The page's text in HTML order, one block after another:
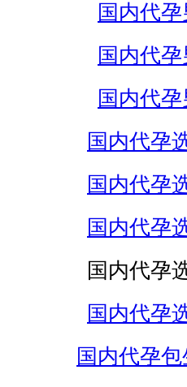
国内代
国内代
国内代
国内代孕
国内代孕
国内代孕
国内代孕
国内代孕
国内代孕